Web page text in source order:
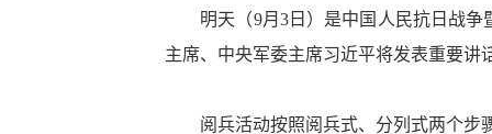
明天（9月3日）是中国人民抗日战争
主席、中央军委主席习近平将发表重要讲
阅兵活动按照阅兵式、分列式两个步